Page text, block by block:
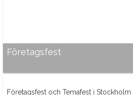
Företagsfest
Företagsfest och Temafest i